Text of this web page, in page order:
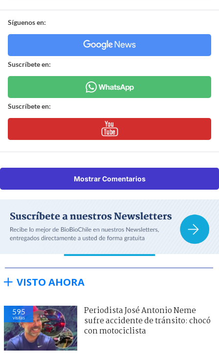
Síguenos en:
Suscríbete en:
Suscríbete en:
Mostrar Comentarios
VISTO AHORA
595
visitas
Periodista José Antonio Neme
sufre accidente de tránsito: chocó
con motociclista